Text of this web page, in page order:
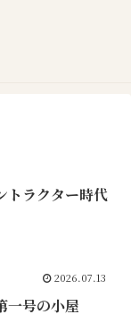
トラクター時代
2026.07.13
一号の小屋